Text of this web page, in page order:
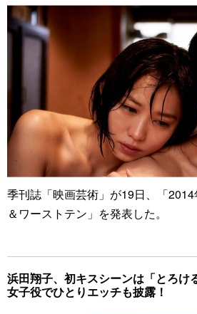
季刊誌「映画芸術」が19日、「
＆ワーストテン」を発表した。
浜田翔子、初キスシーンは「とろけ
女子役でひとりエッチも披露！